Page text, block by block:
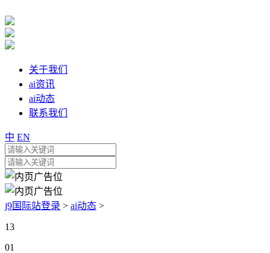
关于我们
ai资讯
ai动态
联系我们
中 EN
j9国际站登录 > ai动态 >
13
01